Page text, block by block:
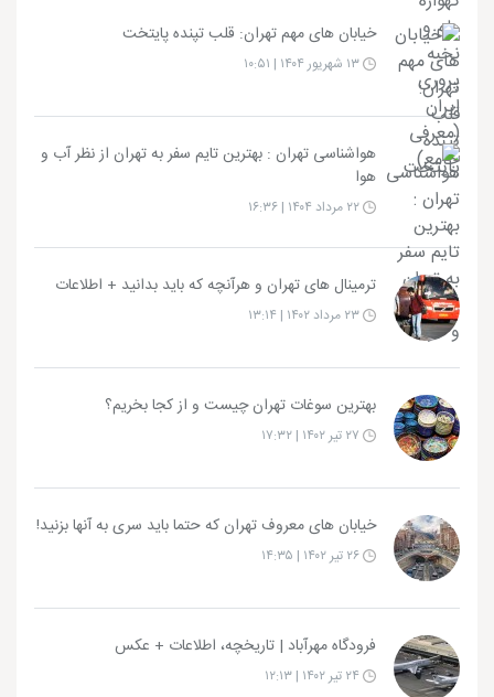
خیابان های مهم تهران: قلب تپنده پایتخت
هواشناسی تهران : بهترین تایم سفر به تهران از نظر آب و
هوا
ترمینال های تهران و هرآنچه که باید بدانید + اطلاعات
بهترین سوغات تهران چیست و از کجا بخریم؟
خیابان های معروف تهران که حتما باید سری به آنها بزنید!
فرودگاه مهرآباد | تاریخچه، اطلاعات + عکس